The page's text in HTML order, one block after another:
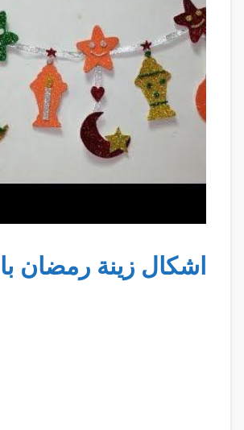
اشكال زينة رمضان